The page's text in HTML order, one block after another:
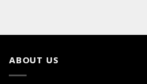
ABOUT US